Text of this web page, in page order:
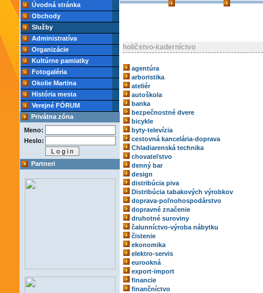
Úvodná stránka
Obchody
Služby
Administratíva
Organizácie
Kultúrne pamiatky
Fotogaléria
Okolie Martina
História mesta
Verejné FÓRUM
Privátna zóna
Meno:
Heslo:
Partneri
holičstvo-kaderníctvo
agentúra
arboristika
ateliér
autoškola
banka
bezpečnostné dvere
bicykle
byty-televízia
cestovná kancelária-doprava
Chladiarenská technika
chovateľstvo
denný bar
design
distribúcia piva
Distribúcia tabakových výrobkov
doprava-poľnohospodárstvo
dopravné značenie
druhotné suroviny
čalunníctvo-výroba nábytku
čistenie
ekonomika
elektro-servis
eurookná
export-import
financie
finančníctvo